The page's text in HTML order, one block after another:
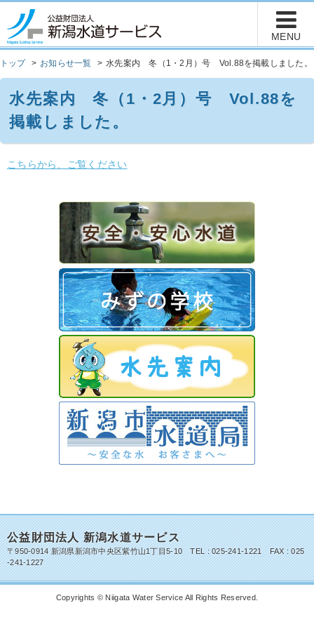
トップ お知らせ一覧 水先案内 冬（1・2月）号 Vol.88を掲載しました。
水先案内 冬（1・2月）号 Vol.88を
掲載しました。
こちらから、ご覧ください
公益財団法人 新潟水道サービス
〒950-0914 新潟県新潟市中央区紫竹山1丁目5-10 TEL : 025-241-1221 FAX : 025
-241-1227
Copyrights © Niigata Water Service All Rights Reserved.